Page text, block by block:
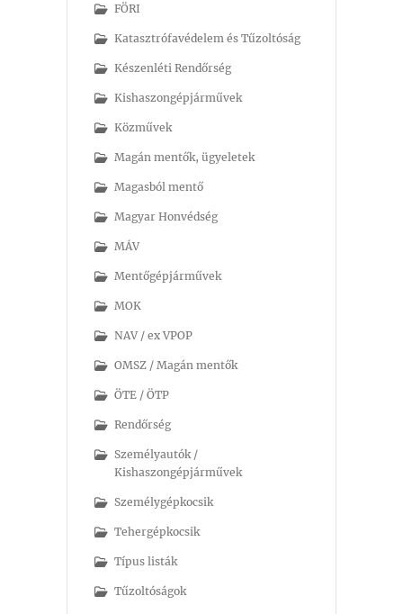
FÖRI
Katasztrófavédelem és Tűzoltóság
Készenléti Rendőrség
Kishaszongépjárművek
Közművek
Magán mentők, ügyeletek
Magasból mentő
Magyar Honvédség
MÁV
Mentőgépjárművek
MOK
NAV / ex VPOP
OMSZ / Magán mentők
ÖTE / ÖTP
Rendőrség
Személyautók /
Kishaszongépjárművek
Személygépkocsik
Tehergépkocsik
Típus listák
Tűzoltóságok